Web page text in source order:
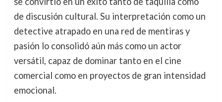
de discusión cultural. Su interpretación como un
detective atrapado en una red de mentiras y
pasión lo consolidó aún más como un actor
versátil, capaz de dominar tanto en el cine
comercial como en proyectos de gran intensidad
emocional.